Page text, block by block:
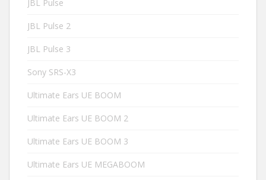
JBL Pulse
JBL Pulse 2
JBL Pulse 3
Sony SRS-X3
Ultimate Ears UE BOOM
Ultimate Ears UE BOOM 2
Ultimate Ears UE BOOM 3
Ultimate Ears UE MEGABOOM